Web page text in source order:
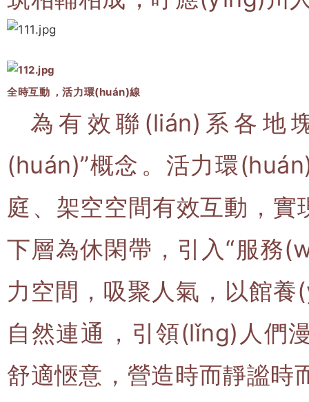
全時互動，活力環(huán)線
為有效聯(lián)系各地塊
(huán)”概念。活力環
庭、架空空間有效互動
下層為休閑帶，引入“服務
力空間，吸聚人氣，以館養
自然連通，引領(lǐng)人們
舒適愜意，營造時而靜謐